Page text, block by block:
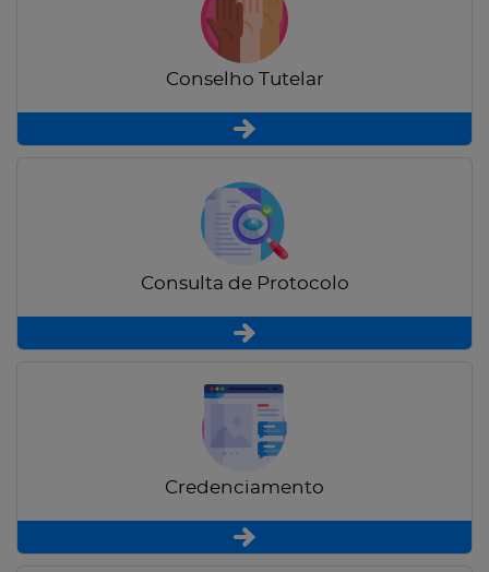
Conselho Tutelar
Consulta de Protocolo
Credenciamento